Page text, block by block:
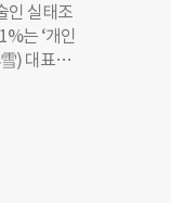
인 실태조
는 ‘개인
) 대표는